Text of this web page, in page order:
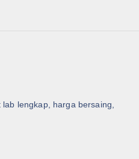
lengkap, harga bersaing,